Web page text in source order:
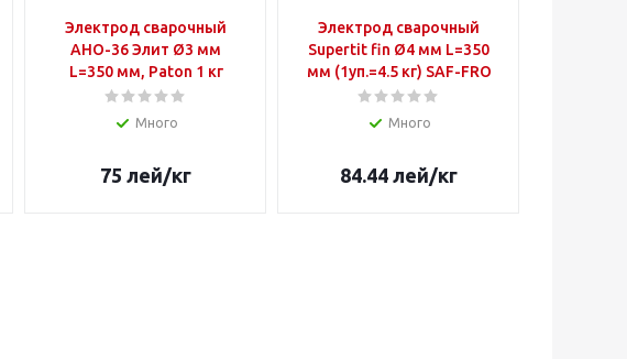
Электрод сварочный
АНО-36 Элит Ø3 мм
L=350 мм, Paton 1 кг
Много
75 лей/кг
Электрод сварочный
Supertit fin Ø4 мм L=350
мм (1уп.=4.5 кг) SAF-FRO
Много
84.44 лей/кг